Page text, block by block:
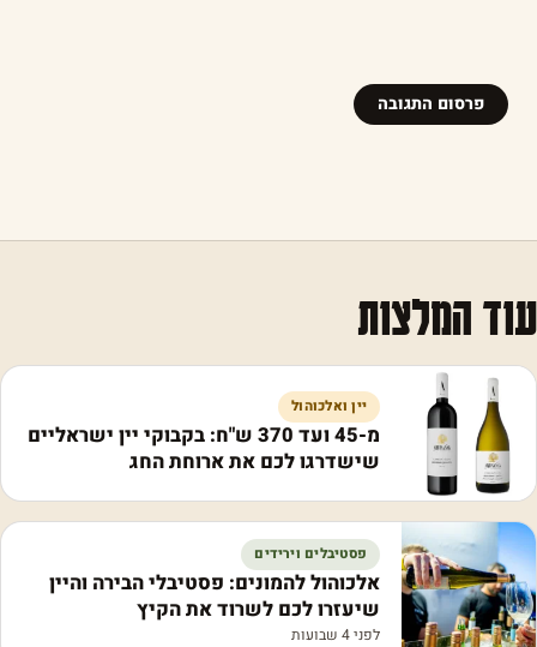
עוד המלצות
יין ואלכוהול
מ-45 ועד 370 ש"ח: בקבוקי יין ישראליים
שישדרגו לכם את ארוחת החג
פסטיבלים וירידים
אלכוהול להמונים: פסטיבלי הבירה והיין
שיעזרו לכם לשרוד את הקיץ
לפני 4 שבועות